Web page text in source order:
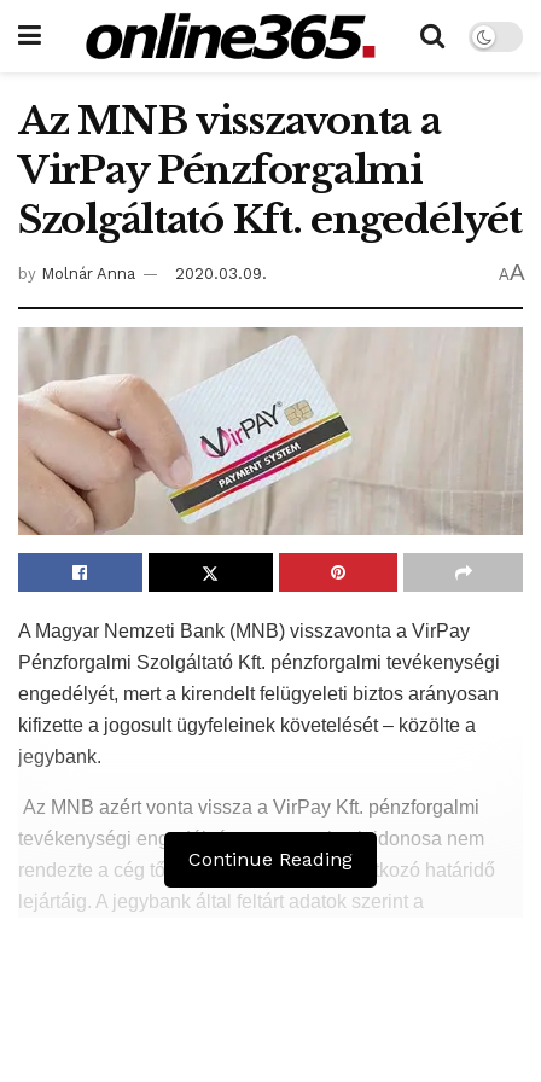
Az MNB visszavonta a
VirPay Pénzforgalmi
Szolgáltató Kft. engedélyét
by Molnár Anna 2020.03.09. AA
A Magyar Nemzeti Bank (MNB) visszavonta a VirPay
Pénzforgalmi Szolgáltató Kft. pénzforgalmi tevékenységi
engedélyét, mert a kirendelt felügyeleti biztos arányosan
kifizette a jogosult ügyfeleinek követelését – közölte a
jegybank.
Az MNB azért vonta vissza a VirPay Kft. pénzforgalmi
tevékenységi engedélyét, mert annak tulajdonosa nem
rendezte a cég tőkehelyzetét az erre vonatkozó határidő
lejártáig. A jegybank által feltárt adatok szerint a
Continue Reading